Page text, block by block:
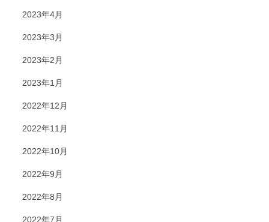
2023年4月
2023年3月
2023年2月
2023年1月
2022年12月
2022年11月
2022年10月
2022年9月
2022年8月
2022年7月